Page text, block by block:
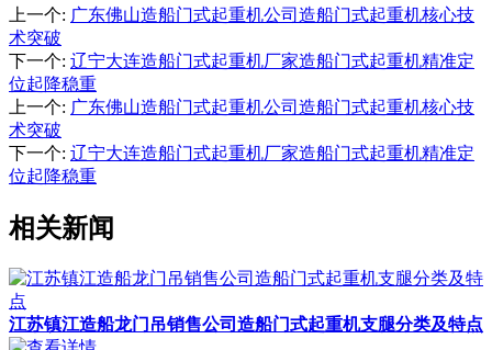
上一个: 广东佛山造船门式起重机公司造船门式起重机核心技
术突破
下一个: 辽宁大连造船门式起重机厂家造船门式起重机精准定
位起降稳重
上一个: 广东佛山造船门式起重机公司造船门式起重机核心技
术突破
下一个: 辽宁大连造船门式起重机厂家造船门式起重机精准定
位起降稳重
相关新闻
江苏镇江造船龙门吊销售公司造船门式起重机支腿分类及特点